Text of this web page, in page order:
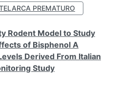
PREMATURO
Rodent Model to Study
of Bisphenol A
Derived From Italian
Study